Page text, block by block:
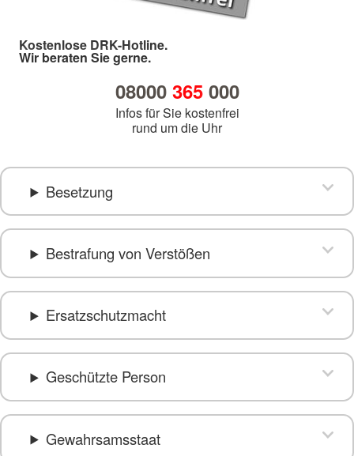
Kostenlose DRK-Hotline.
Wir beraten Sie gerne.
08000 365000
Infos für Sie kostenfrei
rund um die Uhr
Besetzung
Bestrafung von Verstößen
Ersatzschutzmacht
Geschützte Person
Gewahrsamsstaat